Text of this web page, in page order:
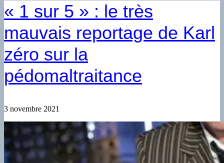
« 1 sur 5 » : le très
mauvais reportage de Karl
zéro sur la
pédomaltraitance
3 novembre 2021